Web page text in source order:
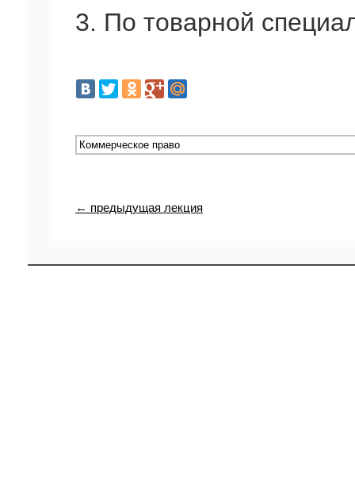
3. По товарной
← предыдущая лекция